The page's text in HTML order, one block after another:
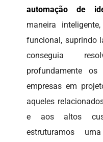
automação de
maneira
funcional, suprindo
conseguia
profundamente
empresas em
aqueles
e aos altos
estruturamos